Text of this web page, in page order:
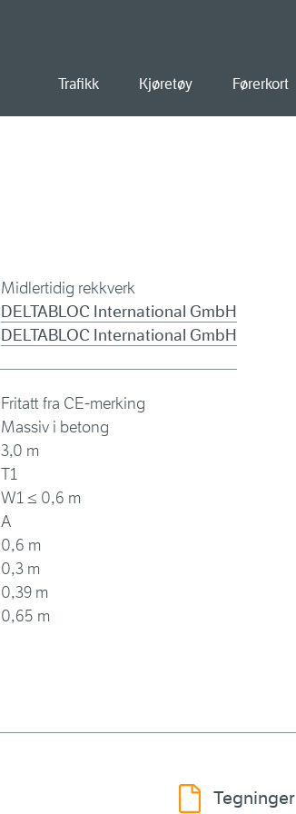
Trafikk Kjøretøy Førerkort
Midlertidig rekkverk
DELTABLOC International GmbH
DELTABLOC International GmbH
Fritatt fra CE-merking
Massiv i betong
3,0 m
T1
W1 ≤ 0,6 m
A
0,6 m
0,3 m
0,39 m
0,65 m
Tegninger